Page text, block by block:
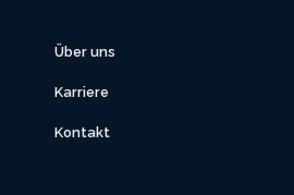
Über uns
Karriere
Kontakt